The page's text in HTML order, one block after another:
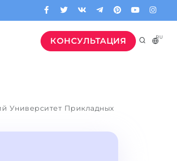
КОНСУЛЬТАЦИЯ RU
Университет Прикладных